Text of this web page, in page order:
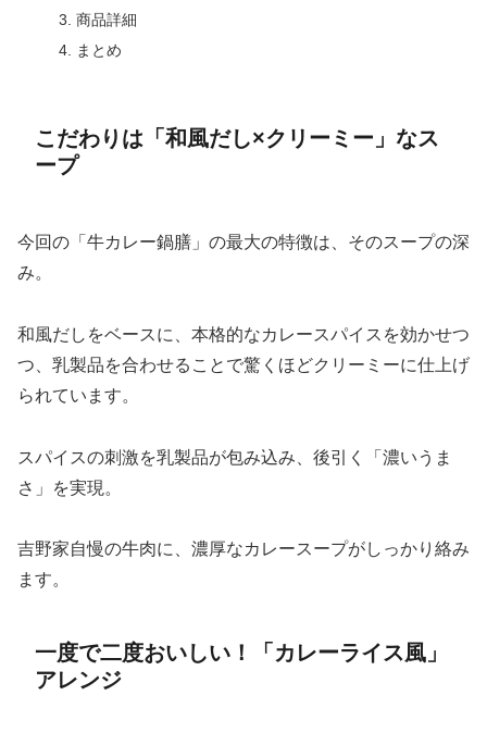
商品詳細
まとめ
こだわりは「和風だし×クリーミー」なス
ープ
今回の「牛カレー鍋膳」の最大の特徴は、そのスープの深
み。
和風だしをベースに、本格的なカレースパイスを効かせつ
つ、乳製品を合わせることで驚くほどクリーミーに仕上げ
られています。
スパイスの刺激を乳製品が包み込み、後引く「濃いうま
さ」を実現。
吉野家自慢の牛肉に、濃厚なカレースープがしっかり絡み
ます。
一度で二度おいしい！「カレーライス風」
アレンジ